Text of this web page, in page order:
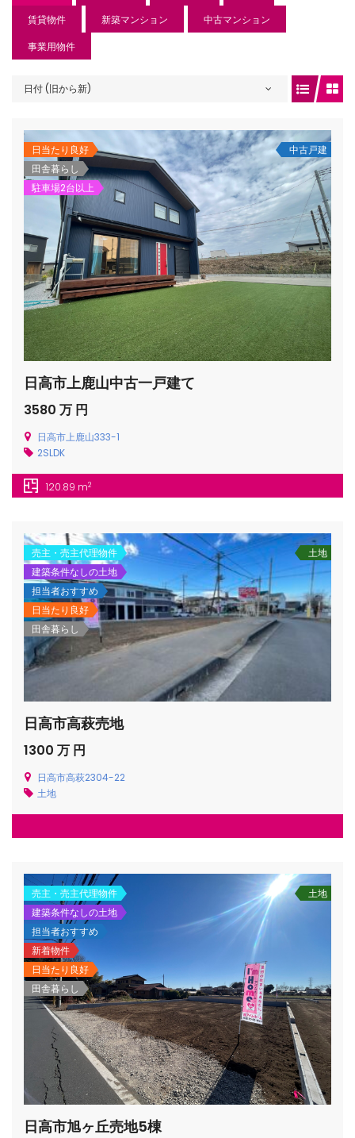
賃貸物件
新築マンション
中古マンション
事業用物件
日付 (旧から新)
日当たり良好
田舎暮らし
駐車場2台以上
中古戸建
日高市上鹿山中古一戸建て
3580 万 円
日高市上鹿山333-1
2SLDK
120.89 m2
売主・売主代理物件
建築条件なしの土地
担当者おすすめ
日当たり良好
田舎暮らし
土地
日高市高萩売地
1300 万 円
日高市高萩2304-22
土地
売主・売主代理物件
建築条件なしの土地
担当者おすすめ
新着物件
日当たり良好
田舎暮らし
土地
日高市旭ヶ丘売地5棟
top-
manager/wp-
top-
manager/wp-
top-